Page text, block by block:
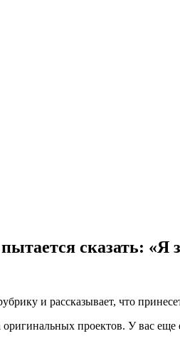
сказать: «Я
и рассказывает, что
оригинальных проектов. У вас еще